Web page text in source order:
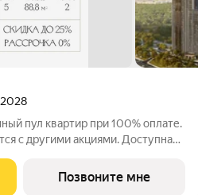
2028
пул квартир при 100% оплате.
с другими акциями. Доступна
5 этаже в премиальном ЖК «Айс
Позвоните мне